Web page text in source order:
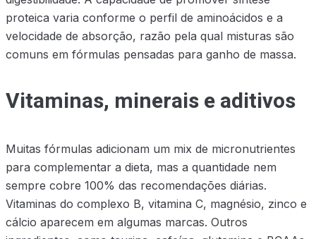
proteica varia conforme o perfil de aminoácidos e a
velocidade de absorção, razão pela qual misturas são
comuns em fórmulas pensadas para ganho de massa.
Vitaminas, minerais e aditivos
Muitas fórmulas adicionam um mix de micronutrientes
para complementar a dieta, mas a quantidade nem
sempre cobre 100% das recomendações diárias.
Vitaminas do complexo B, vitamina C, magnésio, zinco e
cálcio aparecem em algumas marcas. Outros